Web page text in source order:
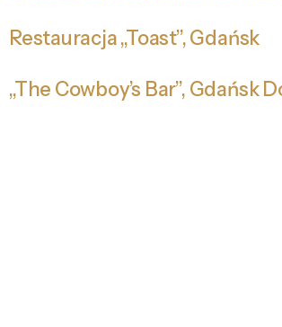
Restauracja „Toast”, Gdańsk
„The Cowboy’s Bar”, Gdańsk